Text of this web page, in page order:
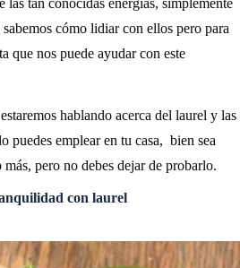
cómo lidiar con ellos pero para
que nos puede ayudar con este
hablando acerca del laurel y las
puedes emplear en tu casa, bien sea
pero no debes dejar de probarlo.
con laurel